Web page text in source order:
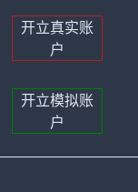
开立真实账
户
开立模拟账
户